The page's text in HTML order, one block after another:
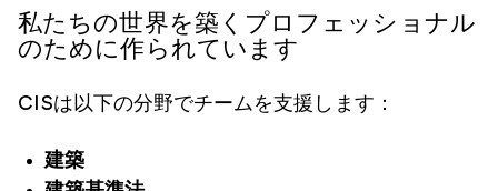
私たちの世界を築くプロフェッショナル
のために作られています
CISは以下の分野でチームを支援します：
建築